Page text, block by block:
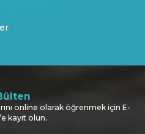
online olarak öğrenmek için E-
kayıt olun.